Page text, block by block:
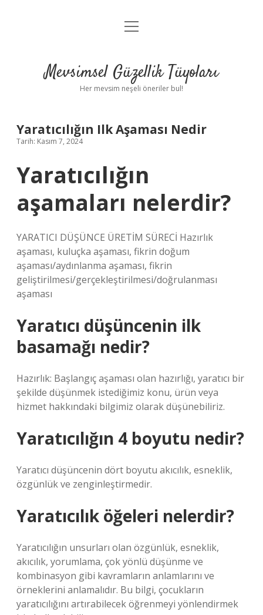
Anasayfa
Yasal Uyarı
menüyü
Mevsimsel Güzellik Tüyoları
Her mevsim neşeli öneriler bul!
Yaratıcılığın Ilk Aşaması Nedir
Tarih: Kasım 7, 2024
Yaratıcılığın
aşamaları nelerdir?
YARATICI DÜŞÜNCE ÜRETİM SÜRECİ Hazırlık
aşaması, kuluçka aşaması, fikrin doğum
aşaması/aydınlanma aşaması, fikrin
geliştirilmesi/gerçekleştirilmesi/doğrulanması
aşaması
Yaratıcı düşüncenin ilk
basamağı nedir?
Hazırlık: Başlangıç ​​aşaması olan hazırlığı, yaratıcı bir
şekilde düşünmek istediğimiz konu, ürün veya
hizmet hakkındaki bilgimiz olarak düşünebiliriz.
Yaratıcılığın 4 boyutu nedir?
Yaratıcı düşüncenin dört boyutu akıcılık, esneklik,
özgünlük ve zenginleştirmedir.
Yaratıcılık öğeleri nelerdir?
Yaratıcılığın unsurları olan özgünlük, esneklik,
akıcılık, yorumlama, çok yönlü düşünme ve
kombinasyon gibi kavramların anlamlarını ve
örneklerini anlamalıdır. Bu bilgi, çocukların
yaratıcılığını artırabilecek öğrenmeyi yönlendirmek